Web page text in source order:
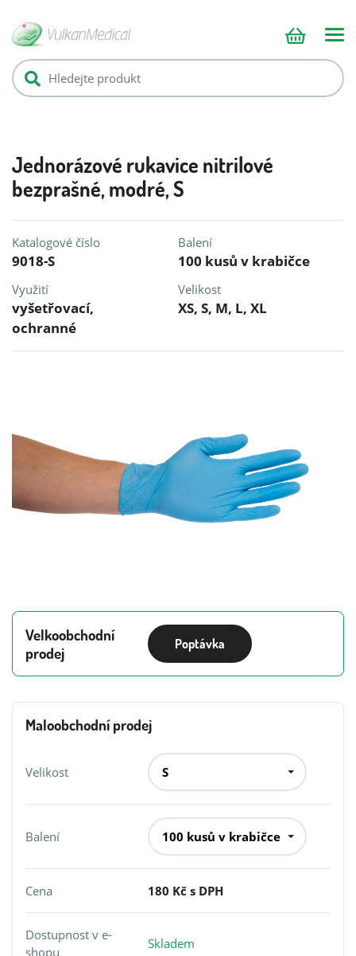
Jednorázové rukavice nitrilové
bezprašné, modré, S
Katalogové číslo
9018-S
Balení
100 kusů v krabičce
Využití
vyšetřovací,
ochranné
Velikost
XS, S, M, L, XL
Velkoobchodní
prodej
Poptávka
Maloobchodní prodej
Velikost
Balení
Cena 180 Kč s DPH
Dostupnost v e-
shopu
Skladem